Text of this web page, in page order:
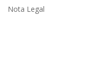
Nota Legal